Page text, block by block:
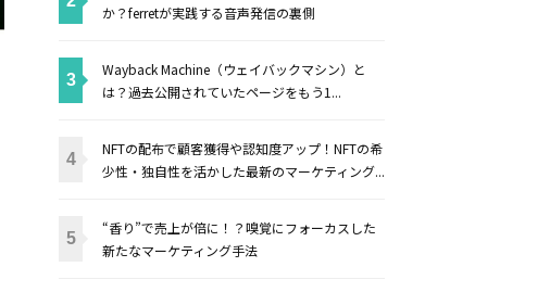
か？ferretが実践する音声発信の裏側
Wayback Machine（ウェイバックマシン）と
は？過去公開されていたページをもう1...
NFTの配布で顧客獲得や認知度アップ！NFTの希
少性・独自性を活かした最新のマーケティング...
“香り”で売上が倍に！？嗅覚にフォーカスした
新たなマーケティング手法